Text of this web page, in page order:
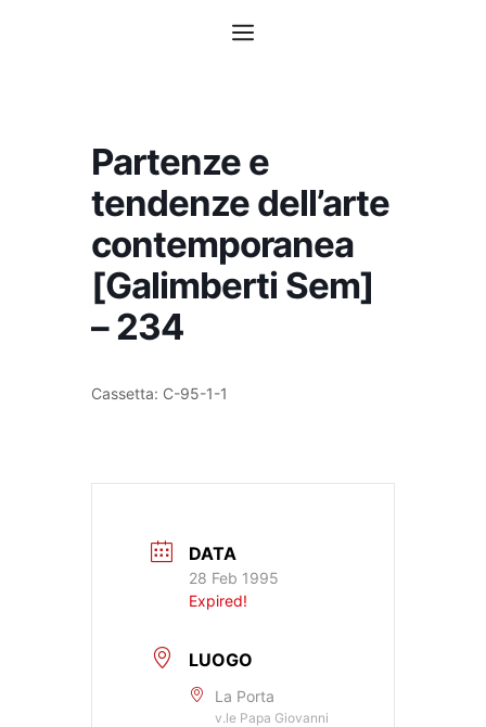
Menu
Partenze e
tendenze dell’arte
contemporanea
[Galimberti Sem]
– 234
Cassetta: C-95-1-1
DATA
28 Feb 1995
Expired!
LUOGO
La Porta
v.le Papa Giovanni